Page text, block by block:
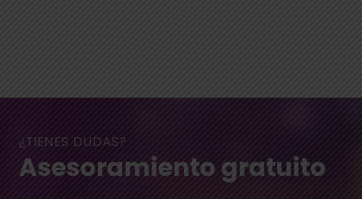
¿TIENES DUDAS?
Asesoramiento gratuito